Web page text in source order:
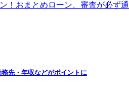
！おまとめローン、審査が必ず通
先・年収などがポイントに